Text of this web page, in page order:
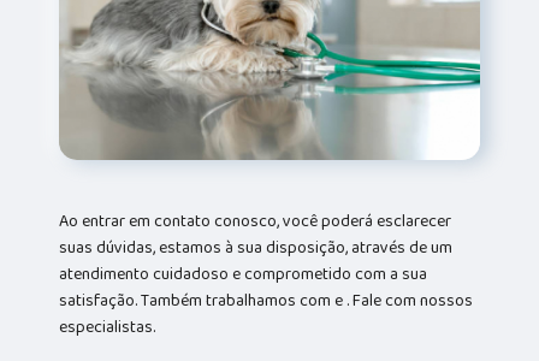
Ao entrar em contato conosco, você poderá esclarecer
suas dúvidas, estamos à sua disposição, através de um
atendimento cuidadoso e comprometido com a sua
satisfação. Também trabalhamos com e . Fale com nossos
especialistas.